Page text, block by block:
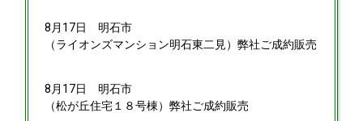
8月17日 明石市
（ライオンズマンション明石東二見）弊社ご成約販売
8月17日 明石市
（松が丘住宅１８号棟）弊社ご成約販売